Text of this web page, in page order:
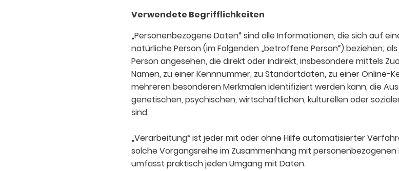
Verwendete Begrifflichkeiten
„Personenbezogene Daten“ sind alle Informationen, die sich auf
natürliche Person (im Folgenden „betroffene Person“) beziehen;
Person angesehen, die direkt oder indirekt, insbesondere mittels
Namen, zu einer Kennnummer, zu Standortdaten, zu einer Online-
mehreren besonderen Merkmalen identifiziert werden kann, die
genetischen, psychischen, wirtschaftlichen, kulturellen oder
sind.
„Verarbeitung“ ist jeder mit oder ohne Hilfe automatisierter
solche Vorgangsreihe im Zusammenhang mit
umfasst praktisch jeden Umgang mit Daten.